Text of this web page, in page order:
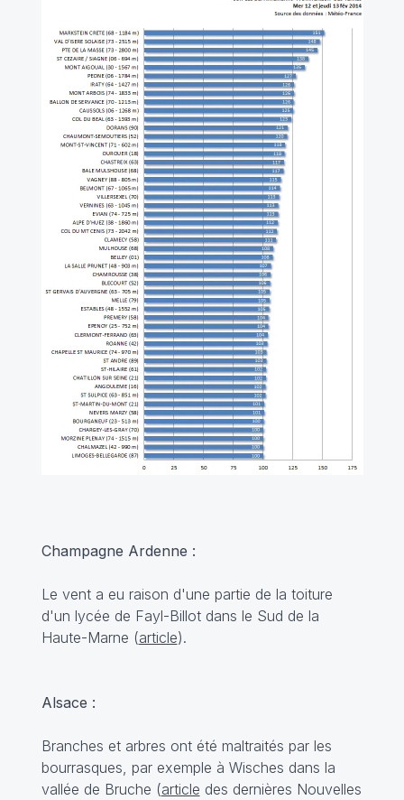
Champagne Ardenne :
Le vent a eu raison d'une partie de la toiture
d'un lycée de Fayl-Billot dans le Sud de la
Haute-Marne (article).
Alsace :
Branches et arbres ont été maltraités par les
bourrasques, par exemple à Wisches dans la
vallée de Bruche (article des dernières Nouvelles